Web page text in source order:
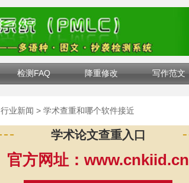
检测FAQ 降重修改 写作范文
行业新闻 > 学术查重和哪个软件接近
学术论文查重入口
官方网址：www.cnkiid.cn